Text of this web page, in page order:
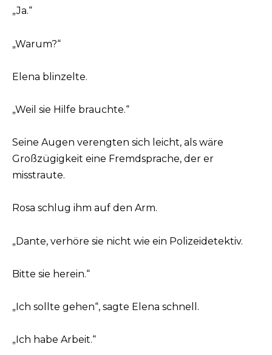
„Ja.“
„Warum?“
Elena blinzelte.
„Weil sie Hilfe brauchte.“
Seine Augen verengten sich leicht, als wäre
Großzügigkeit eine Fremdsprache, der er
misstraute.
Rosa schlug ihm auf den Arm.
„Dante, verhöre sie nicht wie ein Polizeidetektiv.
Bitte sie herein.“
„Ich sollte gehen“, sagte Elena schnell.
„Ich habe Arbeit.“